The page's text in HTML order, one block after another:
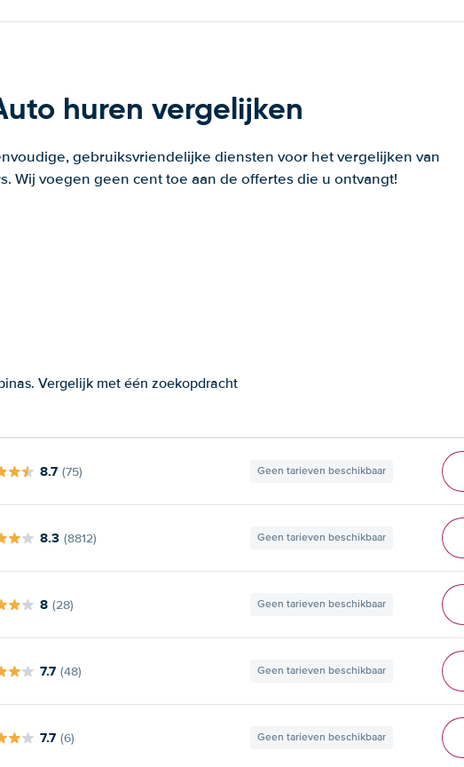
huren vergelijken
gebruiksvriendelijke diensten voor het vergelijken van
Wij voegen geen cent toe aan de offertes die u ontvangt!
Vergelijk met één zoekopdracht
8.7 (75) Geen tarieven beschikbaar
8.3 (8812) Geen tarieven beschikbaar
8 (28) Geen tarieven beschikbaar
7.7 (48) Geen tarieven beschikbaar
7.7 (6) Geen tarieven beschikbaar